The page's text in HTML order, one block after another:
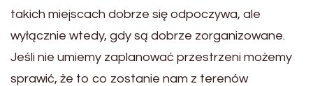
takich miejscach dobrze się odpoczywa, ale
wyłącznie wtedy, gdy są dobrze zorganizowane.
Jeśli nie umiemy zaplanować przestrzeni możemy
sprawić, że to co zostanie nam z terenów